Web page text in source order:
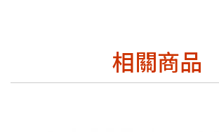
相關商品